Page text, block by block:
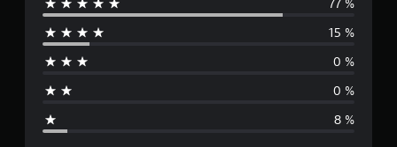
y
e
n
77 %
15 %
0 %
0 %
8 %